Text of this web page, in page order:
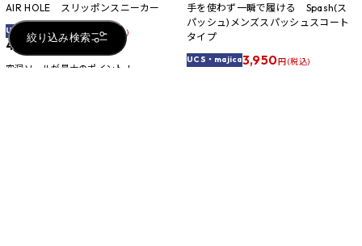
絞り込み検索
AIR HOLE スリッポンスニーカー
UCS・majica 3,950円 (税込)
4,389
空洞ソールが最大のポイント！
手を使わず一瞬で履ける Spash(ス
パッシュ)メンズスパッシュスコート
タイプ
UCS・majica3,950円 (税込)